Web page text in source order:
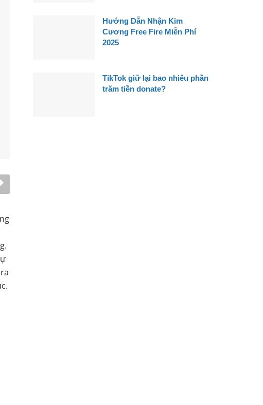
Hướng Dẫn Nhận Kim
Cương Free Fire Miễn Phí
2025
TikTok giữ lại bao nhiêu phần
trăm tiền donate?